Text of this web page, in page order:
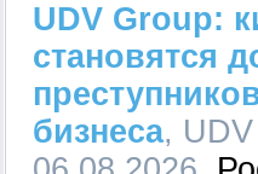
UDV Group:
становятся
бизнеса,